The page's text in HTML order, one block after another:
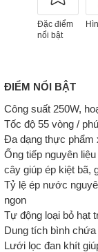
Đặc điểm
nổi bật
ĐIỂM NỔI BẬT
Công suất 250W,
Tốc độ 55 vòng /
Đa dạng thực phẩm
Ống tiếp nguyên
cây giúp ép kiệt bã,
Tỷ lệ ép nước
ngon
Tự động loại bỏ hạt
Dung tích bình chứa
Lưới lọc đan khít